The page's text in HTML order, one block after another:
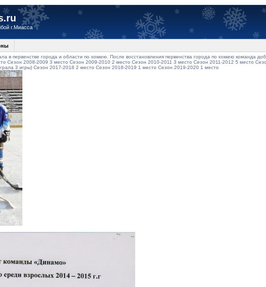
г.Миасса
в первенстве города и области по хоккею. После восстановления первенства города по хоккею команда
Сезон 2008-2009 3 место Сезон 2009-2010 2 место Сезон 2010-2011 3 место Сезон 2011-2012 5 место
3 игры) Сезон 2017-2018 2 место Сезон 2018-2019 1 место Сезон 2019-2020 1 место